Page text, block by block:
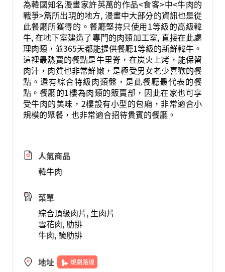
為韓國知名漫畫家許英萬的作品<食客>中<牛肉的
戰爭>篇所出現的地方, 漫畫中大部分的資訊也是從
此餐廳所獲得的。餐廳堅持只使用1等級的高級韓
牛, 在地下室建造了專門的肉類加工室, 直接在此處
理肉類，並365天都能提供餐廳1等級的新鮮韓牛。
這裡最熱賣的餐點是牛里脊，在炭火上烤，能保留
肉汁，肉質也非常鮮嫩，是極受男女老少喜歡的餐
點。還有綜合特級肉類盤，是此餐廳最代表的餐
點。餐廳的1樓為肉類的販賣部，因此在家也可享
受牛肉的美味，2樓設有小型的包廂，非常適合小
規模的聚餐，也非常適合招待貴賓的餐廳。
人氣商品
韓牛肉
菜單
綜合頂級肉片, 生肉片
雪花肉, 肋排
牛肉, 醃肋排
地址 規劃路線